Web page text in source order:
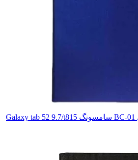
کیف تبلت کلاسوری مدل BC-01 سامسونگ Galaxy tab 52 9.7/t815